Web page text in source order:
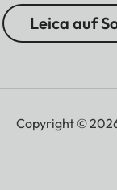
Leica auf
Copyright ©